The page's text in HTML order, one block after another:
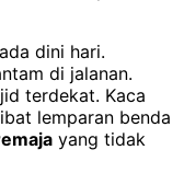
dini hari.
di jalanan.
terdekat. Kaca
lemparan benda
yang tidak